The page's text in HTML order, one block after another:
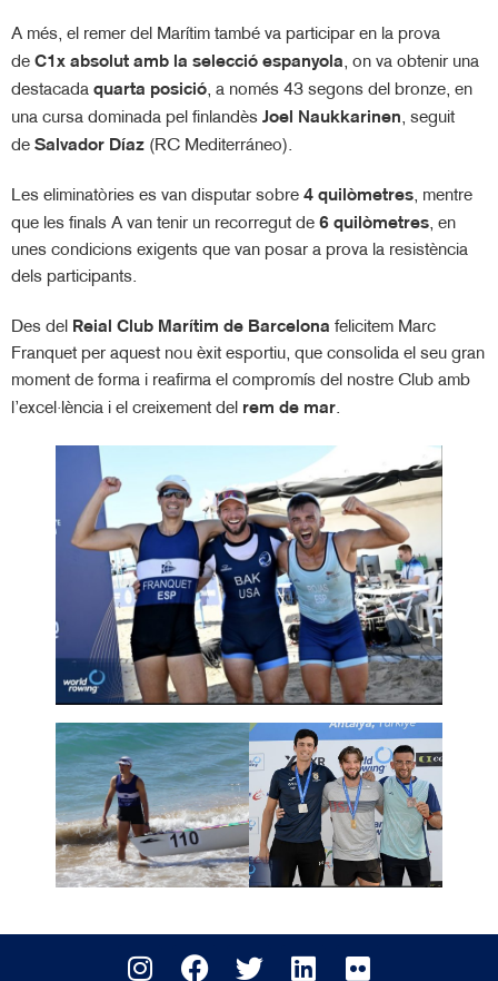
A més, el remer del Marítim també va participar en la prova
de C1x absolut amb la selecció espanyola, on va obtenir una
destacada quarta posició, a només 43 segons del bronze, en
una cursa dominada pel finlandès Joel Naukkarinen, seguit
de Salvador Díaz (RC Mediterráneo).
Les eliminatòries es van disputar sobre 4 quilòmetres, mentre
que les finals A van tenir un recorregut de 6 quilòmetres, en
unes condicions exigents que van posar a prova la resistència
dels participants.
Des del Reial Club Marítim de Barcelona felicitem Marc
Franquet per aquest nou èxit esportiu, que consolida el seu gran
moment de forma i reafirma el compromís del nostre Club amb
l’excel·lència i el creixement del rem de mar.